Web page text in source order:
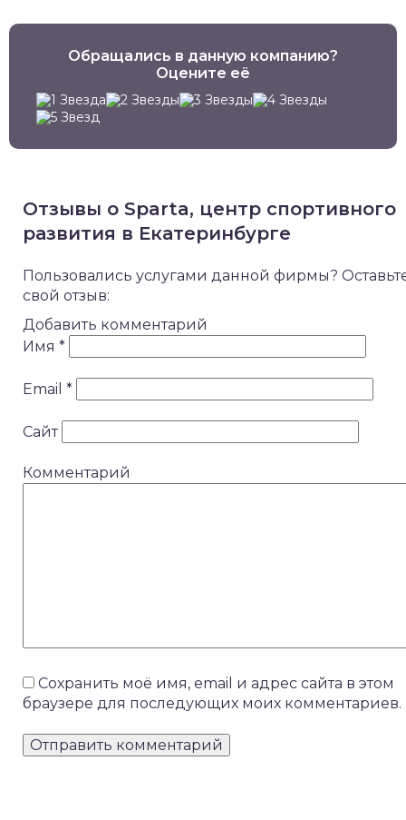
Обращались в данную компанию?
Оцените её
Отзывы о Sparta, центр спортивного
развития в Екатеринбурге
Пользовались услугами данной фирмы?
свой отзыв:
Добавить комментарий
Имя *
Email *
Сайт
Комментарий
Сохранить моё имя, email и адрес сайта в этом
браузере для последующих моих комментариев.